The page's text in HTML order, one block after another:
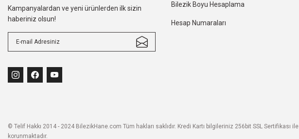
Kampanyalardan ve yeni ürünlerden ilk sizin
haberiniz olsun!
Bilezik Boyu Hesaplama
Hesap Numaraları
© Telif Hakkı 2014 - 2024 BilezikHane.com Tüm hakları saklıdır. Kredi Kartı bilgileriniz 256bit SSL Sertifikası ile
korunmaktadır.